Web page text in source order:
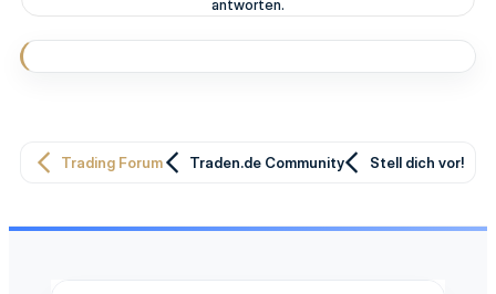
antworten.
Trading Forum Traden.de Community Stell dich vor!